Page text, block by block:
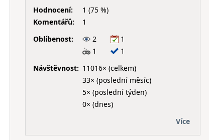
Hodnocení:
1 (75 %)
Komentářů:
1
Oblíbenost:
2
1
1
1
Návštěvnost: 11016× (celkem)
33× (poslední měsíc)
5× (poslední týden)
0× (dnes)
Více